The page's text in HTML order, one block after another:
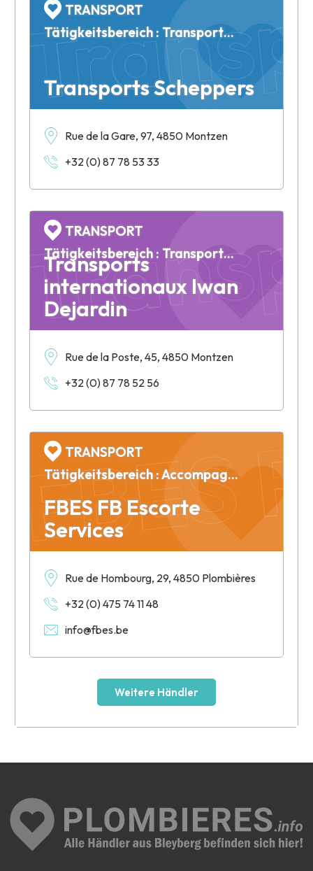
Transports Scheppers
TRANSPORT
Tätigkeitsbereich : Transports internationaux
Rue de la Gare, 97, 4850 Montzen
+32 (0) 87 78 53 33
Transports
internationaux Iwan
Dejardin
TRANSPORT
Tätigkeitsbereich : Transports internationaux
Rue de la Poste, 45, 4850 Montzen
+32 (0) 87 78 52 56
FBES
FBES FB Escorte
Services
TRANSPORT
Tätigkeitsbereich : Accompagnement de transport et véhicules exceptionnels
Rue de Hombourg, 29, 4850 Plombières
+32 (0) 475 74 11 48
info@fbes.be
Weitere Händler